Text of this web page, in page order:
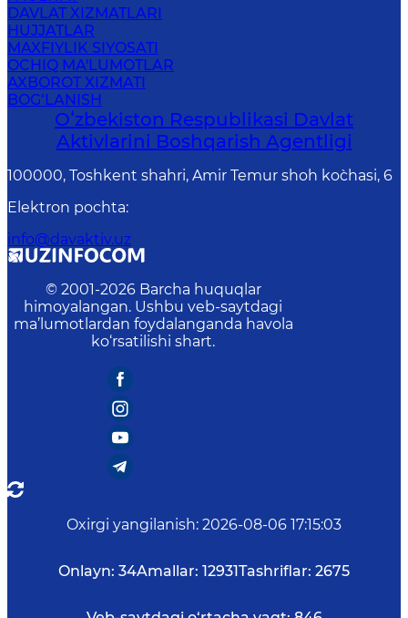
DAVLAT XIZMATLARI
HUJJATLAR
MAXFIYLIK SIYOSATI
OCHIQ MA'LUMOTLAR
AXBOROT XIZMATI
BOG‘LANISH
Oʻzbekiston Respublikasi Davlat
Aktivlarini Boshqarish Agentligi
100000, Toshkent shahri, Amir Temur shoh ko`chasi, 6
Elektron pochta:
info@davaktiv.uz
© 2001-2026 Barcha huquqlar
himoyalangan. Ushbu veb-saytdagi
ma’lumotlardan foydalanganda havola
ko‘rsatilishi shart.
Oxirgi yangilanish: 2026-08-06 17:15:03
Onlayn: 34Amallar: 12931Tashriflar: 2675